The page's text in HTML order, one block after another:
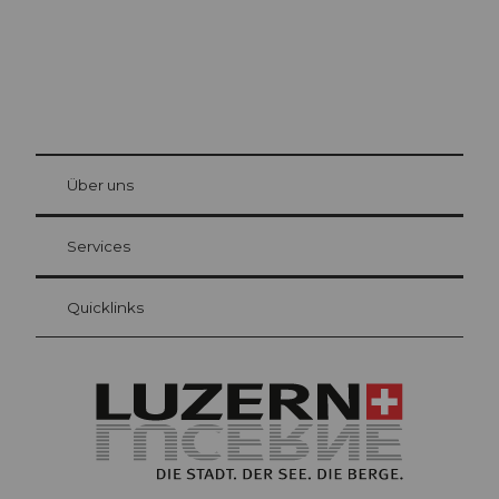
Gästekarte Luzern
Ihre Vorteile als Übernachtungsgast
at Bre
Über uns
Services
Quicklinks